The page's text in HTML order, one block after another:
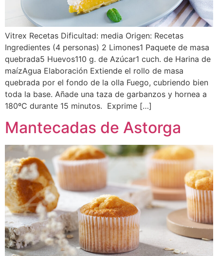
Vitrex Recetas Dificultad: media Origen: Recetas
Ingredientes (4 personas) 2 Limones1 Paquete de masa
quebrada5 Huevos110 g. de Azúcar1 cuch. de Harina de
maízAgua Elaboración Extiende el rollo de masa
quebrada por el fondo de la olla Fuego, cubriendo bien
toda la base. Añade una taza de garbanzos y hornea a
180ºC durante 15 minutos. Exprime […]
Mantecadas de Astorga